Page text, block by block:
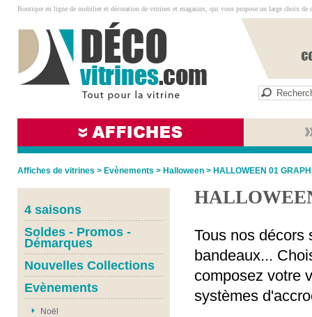
Boutique en ligne de mobilier et décoration de vitrines et magasins, qui vous propose un large choix de
Affiches de vitrines > Evènements > Halloween > HALLOWEEN 01
4 saisons
Soldes - Promos -
Démarques
Nouvelles Collections
Evènements
Noël
Tous nos décors
bandeaux...
composez votre
systèmes